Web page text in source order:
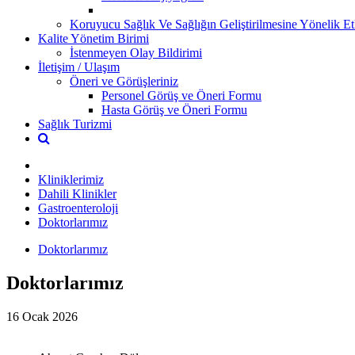
Koruyucu Sağlık Ve Sağlığın Geliştirilmesine Yönelik
Kalite Yönetim Birimi
İstenmeyen Olay Bildirimi
İletişim / Ulaşım
Öneri ve Görüşleriniz
Personel Görüş ve Öneri Formu
Hasta Görüş ve Öneri Formu
Sağlık Turizmi
Kliniklerimiz
Dahili Klinikler
Gastroenteroloji
Doktorlarımız
Doktorlarımız
Doktorlarımız
16 Ocak 2026